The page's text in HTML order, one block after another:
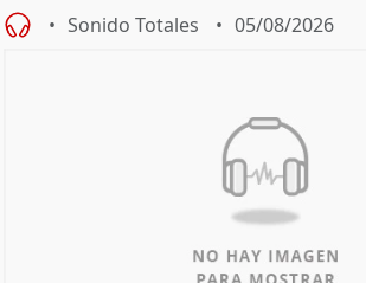
Sonido Totales 05/08/2026